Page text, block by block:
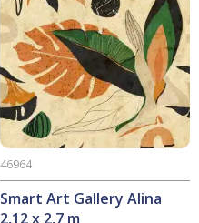
Smart Art Gallery Alina
2,12 x 2,7 m
46964